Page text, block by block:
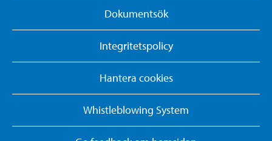
Dokumentsök
Integritetspolicy
Hantera cookies
Whistleblowing System